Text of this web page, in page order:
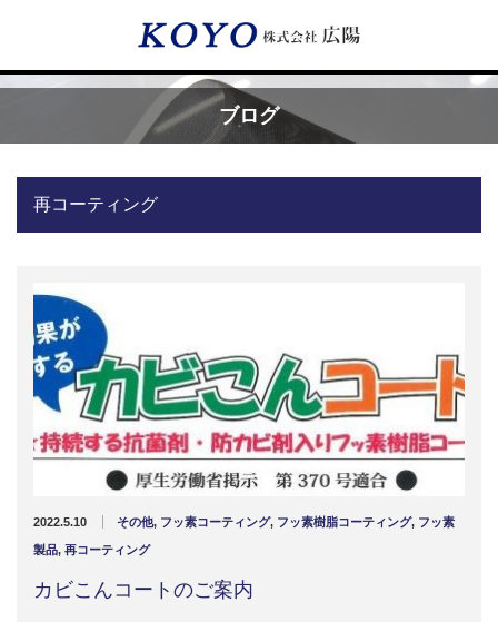
ブログ
再コーティング
2022.5.10 その他, フッ素コーティング, フッ素樹脂コーティング, フッ素
製品, 再コーティング
カビこんコートのご案内
Menu
HOME
広陽が選ばれる理由
サービス内容
フッ素樹脂コーティング
フッ素樹脂ベルト
取付工事・メンテナンス
販売製品
最近の記事